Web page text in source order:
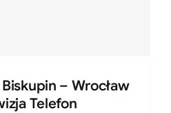
– Wrocław
Telefon